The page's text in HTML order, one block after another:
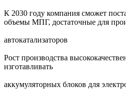
К 2030 году компания сможет
объемы МПГ, достаточные для
автокатализаторов
Рост производства
изготавливать
аккумуляторных блоков для